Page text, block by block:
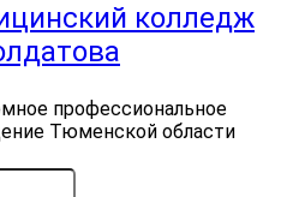
колледж
профессиональное
Тюменской области